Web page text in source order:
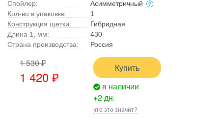
Спойлер:
Асимметричный
Кол-во в упаковке:
1
Конструкция щетки:
Гибридная
Длина 1, мм:
430
Страна производства:
Россия
1 530 ₽
1 420 ₽
Купить
в наличии
+2 дн.
что это значит?